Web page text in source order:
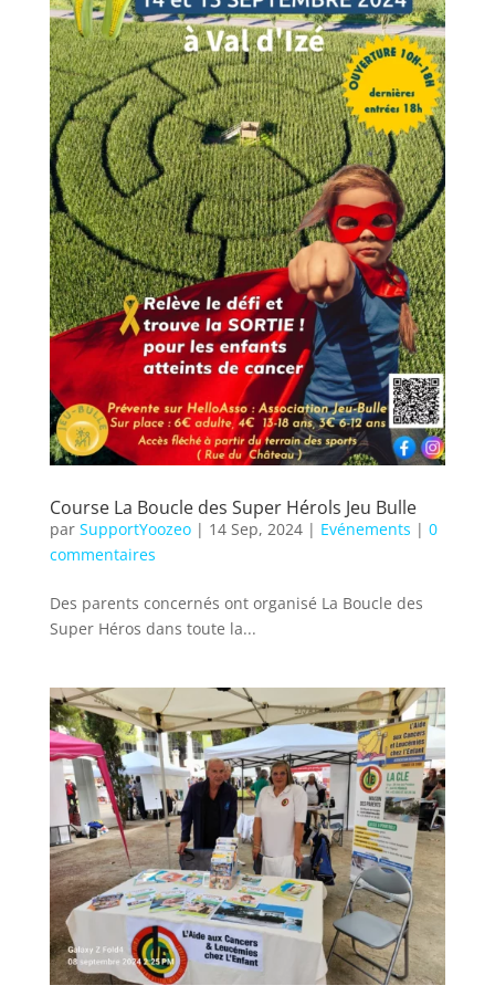
Course La Boucle des Super Hérols Jeu Bulle
par SupportYoozeo| 14 Sep, 2024| Evénements | 0
commentaires
Des parents concernés ont organisé La Boucle des
Super Héros dans toute la...